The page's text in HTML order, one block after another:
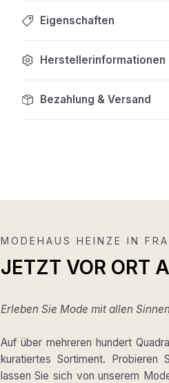
Eigenschaften
Herstellerinformationen
Bezahlung & Versand
MODEHAUS HEINZE IN
JETZT VOR ORT
Erleben Sie Mode mit allen
Auf über mehreren hundert
kuratiertes Sortiment. Probieren
lassen Sie sich von unserem